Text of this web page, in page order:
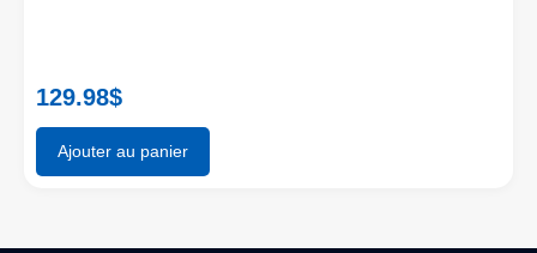
129.98$
Ajouter au panier